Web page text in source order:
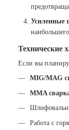
Усиленные
Технические
Если вы
MIG/MAG
MMA
Работа с